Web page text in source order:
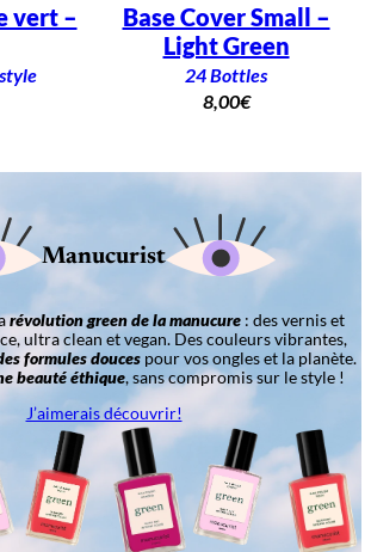
vert –
Base Cover Small –
Light Green
24 Bottles
8,00€
Manucurist
révolution green de la manucure: des vernis et
ultra clean et vegan. Des couleurs vibrantes,
formules douces pour vos ongles et la planète.
beauté éthique, sans compromis sur le style !
J’aimerais découvrir!